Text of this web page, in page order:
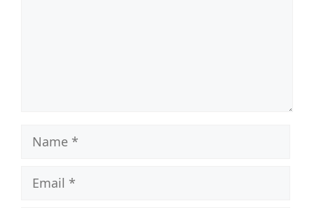
Name
Email